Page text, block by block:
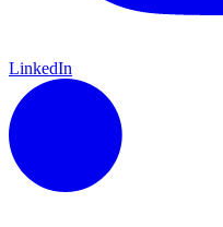
LinkedIn